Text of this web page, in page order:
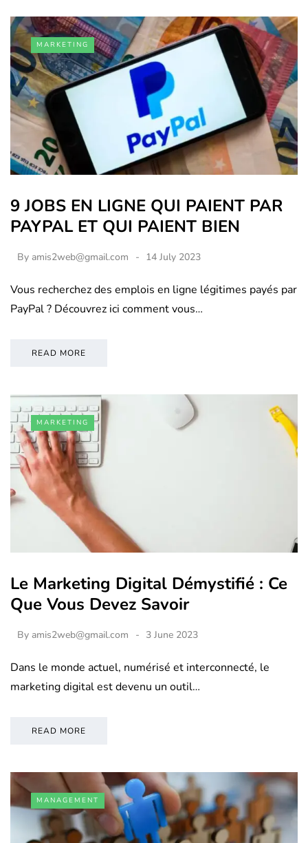
MARKETING
9 JOBS EN LIGNE QUI PAIENT PAR
PAYPAL ET QUI PAIENT BIEN
By amis2web@gmail.com 14 July 2023
Vous recherchez des emplois en ligne légitimes payés par
PayPal ? Découvrez ici comment vous…
READ MORE
MARKETING
Le Marketing Digital Démystifié : Ce
Que Vous Devez Savoir
By amis2web@gmail.com 3 June 2023
Dans le monde actuel, numérisé et interconnecté, le
marketing digital est devenu un outil…
READ MORE
MANAGEMENT